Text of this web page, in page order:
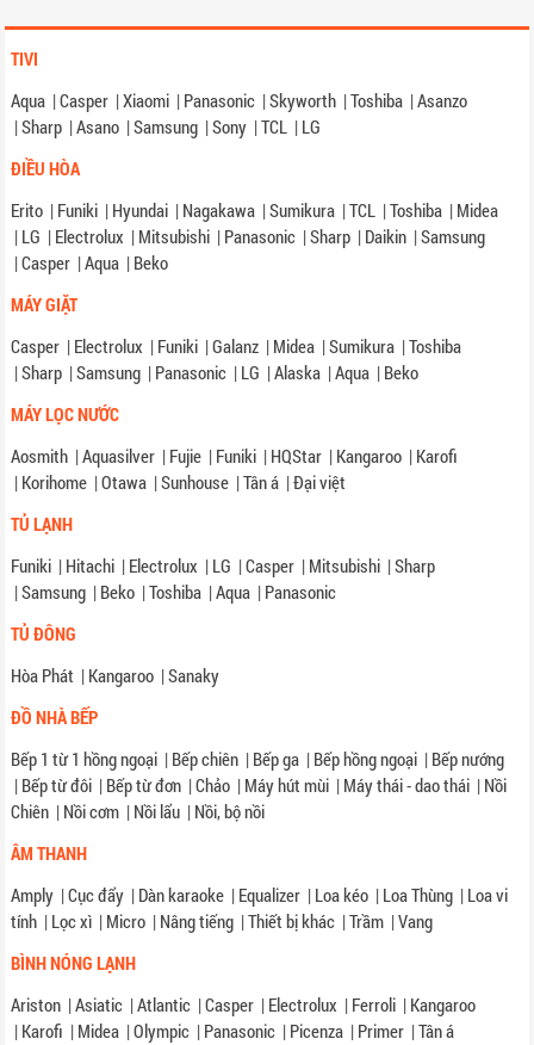
TIVI
Aqua |Casper |Xiaomi | Panasonic |Skyworth |Toshiba |Asanzo
|Sharp |Asano |Samsung |Sony |TCL | LG
ĐIỀU HÒA
Erito | Funiki | Hyundai | Nagakawa |Sumikura |TCL |Toshiba | Midea
| LG | Electrolux | Mitsubishi | Panasonic |Sharp | Daikin |Samsung
|Casper |Aqua | Beko
MÁY GIẶT
Casper | Electrolux | Funiki |Galanz | Midea |Sumikura |Toshiba
|Sharp |Samsung | Panasonic | LG |Alaska |Aqua | Beko
MÁY LỌC NƯỚC
Aosmith |Aquasilver | Fujie | Funiki | HQStar | Kangaroo | Karofi
| Korihome |Otawa |Sunhouse |Tân á |Đại việt
TỦ LẠNH
Funiki | Hitachi | Electrolux | LG |Casper | Mitsubishi |Sharp
|Samsung | Beko |Toshiba |Aqua | Panasonic
TỦ ĐÔNG
Hòa Phát | Kangaroo |Sanaky
ĐỒ NHÀ BẾP
Bếp 1 từ 1 hồng ngoại | Bếp chiên | Bếp ga | Bếp hồng ngoại | Bếp nướng
| Bếp từ đôi | Bếp từ đơn |Chảo | Máy hút mùi | Máy thái - dao thái | Nồi
Chiên | Nồi cơm | Nồi lẩu | Nồi, bộ nồi
ÂM THANH
Amply |Cục đẩy | Dàn karaoke | Equalizer | Loa kéo | Loa Thùng | Loa vi
tính | Lọc xì | Micro | Nâng tiếng |Thiết bị khác |Trầm |Vang
BÌNH NÓNG LẠNH
Ariston |Asiatic |Atlantic |Casper | Electrolux | Ferroli | Kangaroo
| Karofi | Midea |Olympic | Panasonic | Picenza | Primer |Tân á